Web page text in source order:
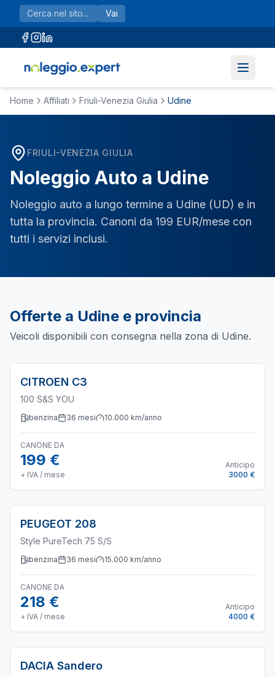
Vai al contenuto principale
Vai
Home Affiliati Friuli-Venezia Giulia Udine
FRIULI-VENEZIA GIULIA
Noleggio Auto a Udine
Noleggio auto a lungo termine a Udine (UD) e in
tutta la provincia. Canoni da 199 EUR/mese con
tutti i servizi inclusi.
Offerte a Udine e provincia
Veicoli disponibili con consegna nella zona di Udine.
CITROEN C3
100 S&S YOU
benzina 36 mesi 10.000 km/anno
CANONE DA
199 €
+ IVA / mese
Anticipo
3000 €
PEUGEOT 208
Style PureTech 75 S/S
benzina 36 mesi 15.000 km/anno
CANONE DA
218 €
+ IVA / mese
Anticipo
4000 €
DACIA Sandero